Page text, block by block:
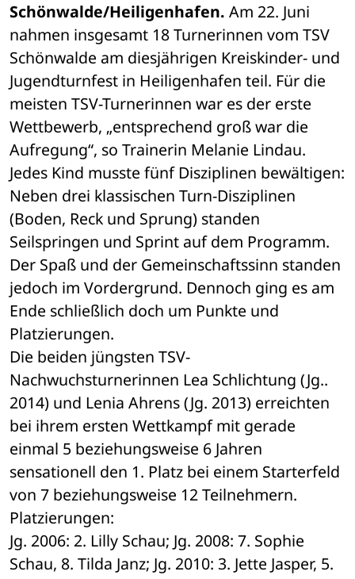
Schönwalde/Heiligenhafen. Am 22. Juni
nahmen insgesamt 18 Turnerinnen vom TSV
Schönwalde am diesjährigen Kreiskinder- und
Jugendturnfest in Heiligenhafen teil. Für die
meisten TSV-Turnerinnen war es der erste
Wettbewerb, „entsprechend groß war die
Aufregung“, so Trainerin Melanie Lindau.
Jedes Kind musste fünf Disziplinen bewältigen:
Neben drei klassischen Turn-Disziplinen
(Boden, Reck und Sprung) standen
Seilspringen und Sprint auf dem Programm.
Der Spaß und der Gemeinschaftssinn standen
jedoch im Vordergrund. Dennoch ging es am
Ende schließlich doch um Punkte und
Platzierungen.
Die beiden jüngsten TSV-
Nachwuchsturnerinnen Lea Schlichtung (Jg..
2014) und Lenia Ahrens (Jg. 2013) erreichten
bei ihrem ersten Wettkampf mit gerade
einmal 5 beziehungsweise 6 Jahren
sensationell den 1. Platz bei einem Starterfeld
von 7 beziehungsweise 12 Teilnehmern.
Platzierungen:
Jg. 2006: 2. Lilly Schau; Jg. 2008: 7. Sophie
Schau, 8. Tilda Janz; Jg. 2010: 3. Jette Jasper, 5.